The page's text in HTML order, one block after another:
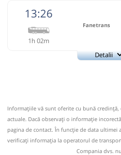
13:26
1h 02m
Fanetrans
Detalii
Info: +4-0745-145.848;+4-0744-
Nu a circulat?Semnalați aici (
NOU!Pune poze din călătoria
Informaţiile vă sunt oferite cu bună credinţă,
actuale. Dacă observați o informaţie
pagina de contact. În funcție de data ultimei
verificaţi informaţia la operatorul de
Compania dvs.